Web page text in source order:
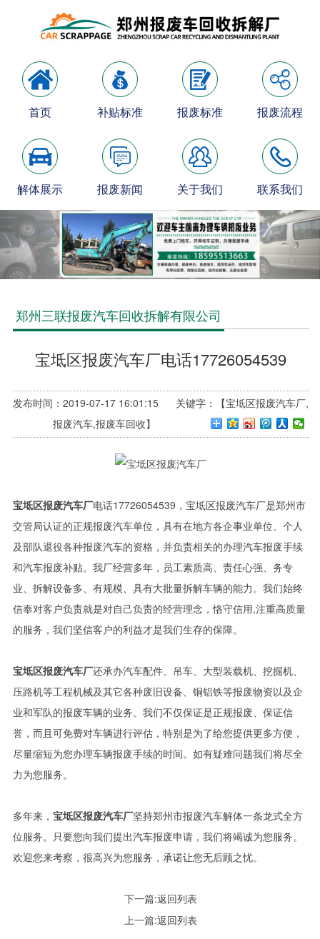
首页 补贴标准 报废标准 报废流程
解体展示 报废新闻 关于我们 联系我们
郑州三联报废汽车回收拆解有限公司
宝坻区报废汽车厂电话17726054539
发布时间：2019-07-17 16:01:15 关键字：【宝坻区报废汽车厂,
报废汽车,报废车回收】
宝坻区报废汽车厂电话17726054539，宝坻区报废汽车厂是郑州市
交管局认证的正规报废汽车单位，具有在地方各企事业单位、个人
及部队退役各种报废汽车的资格，并负责相关的办理汽车报废手续
和汽车报废补贴。我厂经营多年，员工素质高、责任心强、务专
业、拆解设备多、有规模、具有大批量拆解车辆的能力。我们始终
信奉对客户负责就是对自己负责的经营理念，恪守信用,注重高质量
的服务，我们坚信客户的利益才是我们生存的保障。
宝坻区报废汽车厂还承办汽车配件、吊车、大型装载机、挖掘机、
压路机等工程机械及其它各种废旧设备、铜铝铁等报废物资以及企
业和军队的报废车辆的业务。我们不仅保证是正规报废、保证信
誉，而且可免费对车辆进行评估，特别是为了给您提供更多方便，
尽量缩短为您办理车辆报废手续的时间。如有疑难问题我们将尽全
力为您服务。
多年来， 宝坻区报废汽车厂坚持郑州市报废汽车解体一条龙式全方
位服务。只要您向我们提出汽车报废申请，我们将竭诚为您服务。
欢迎您来考察，很高兴为您服务，承诺让您无后顾之忧。
下一篇:返回列表
上一篇:返回列表